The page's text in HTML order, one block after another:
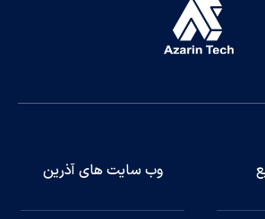
وب سایت های آذرین